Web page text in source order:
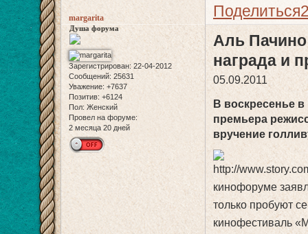
Поделиться
margarita
Душа форума
Зарегистрирован: 22-04-2012
Сообщений: 25631
Уважение: +7637
Позитив: +6124
Пол: Женский
Провел на форуме:
2 месяца 20 дней
Аль
награда и
05.09.2011
В воскресенье
премьера
вручение
кинофоруме
только пробуют
кинофестиваль